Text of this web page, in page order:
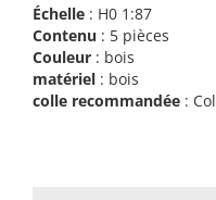
Échelle : H0 1:87
Contenu : 5 pièces
Couleur : bois
matériel : bois
colle recommandée :